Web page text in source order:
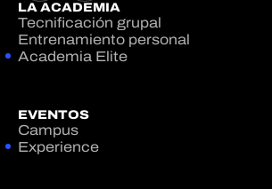
LA ACADEMIA
Tecnificación grupal
Entrenamiento personal
Academia Elite
EVENTOS
Campus
Experience